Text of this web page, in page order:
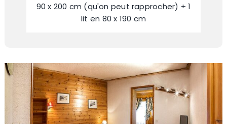
90 x 200 cm (qu'on peut rapprocher) + 1
lit en 80 x 190 cm